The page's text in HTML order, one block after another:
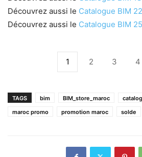
Découvrez aussi le Catalogue BIM
Découvrez aussi le Catalogue BIM
1 2 3 4
TAGS bim BIM_store_maroc
maroc promo
promotion maroc solde